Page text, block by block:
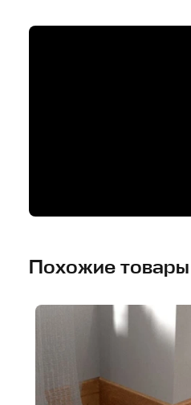
Похожие товары